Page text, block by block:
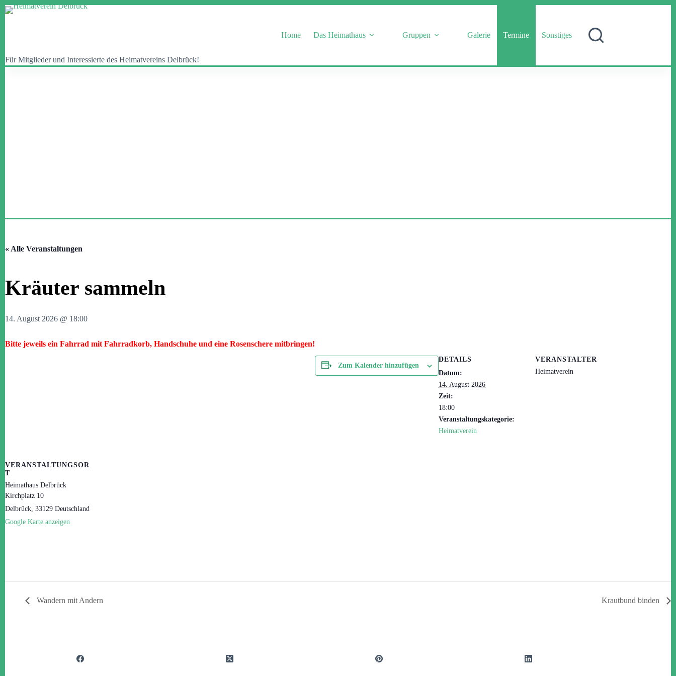
Zum
Für Mitglieder und Interessierte des Heimatvereins Delbrück!
Home Das Heimathaus Gruppen Galerie Termine Sonstiges
« Alle Veranstaltungen
Kräuter sammeln
14. August 2026 @ 18:00
Bitte jeweils ein Fahrrad mit Fahrradkorb, Handschuhe und eine Rosenschere mitbringen!
Zum Kalender hinzufügen
DETAILS
Datum:
14. August 2026
Zeit:
18:00
Veranstaltungskategorie:
Heimatverein
VERANSTALTER
Heimatverein
VERANSTALTUNGSOR
T
Heimathaus Delbrück
Kirchplatz 10
Delbrück, 33129 Deutschland
Google Karte anzeigen
Wandern mit Andern Krautbund binden